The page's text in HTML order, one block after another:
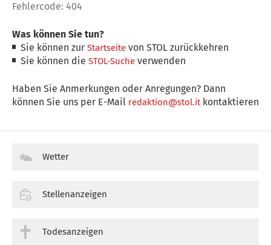
Fehlercode: 404
Was können Sie tun?
Sie können zurStartseite von STOL zurückkehren
Sie können dieSTOL-Suche verwenden
Haben Sie Anmerkungen oder Anregungen? Dann
können Sie uns per E-Mail redaktion@stol.itkontaktieren
Wetter
Stellenanzeigen
Todesanzeigen